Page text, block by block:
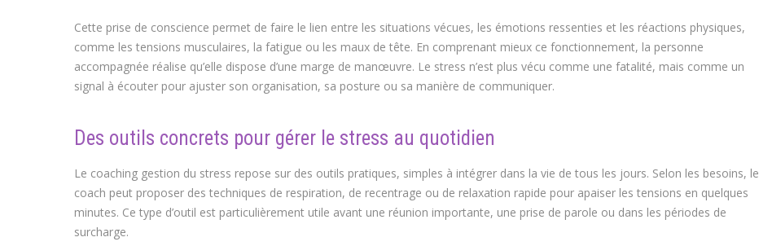
Cette prise de conscience permet de faire le lien entre les situations vécues, les émotions ressenties et les réactions physiques,
comme les tensions musculaires, la fatigue ou les maux de tête. En comprenant mieux ce fonctionnement, la personne
accompagnée réalise qu’elle dispose d’une marge de manœuvre. Le stress n’est plus vécu comme une fatalité, mais comme un
signal à écouter pour ajuster son organisation, sa posture ou sa manière de communiquer.
Des outils concrets pour gérer le stress au quotidien
Le coaching gestion du stress repose sur des outils pratiques, simples à intégrer dans la vie de tous les jours. Selon les besoins, le
coach peut proposer des techniques de respiration, de recentrage ou de relaxation rapide pour apaiser les tensions en quelques
minutes. Ce type d’outil est particulièrement utile avant une réunion importante, une prise de parole ou dans les périodes de
surcharge.